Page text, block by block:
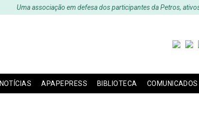
Uma associação em defesa dos participantes da Petros,
NOTÍCIAS APAPEPRESS BIBLIOTECA COMUNICADOS